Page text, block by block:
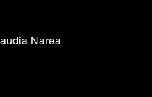
Narea